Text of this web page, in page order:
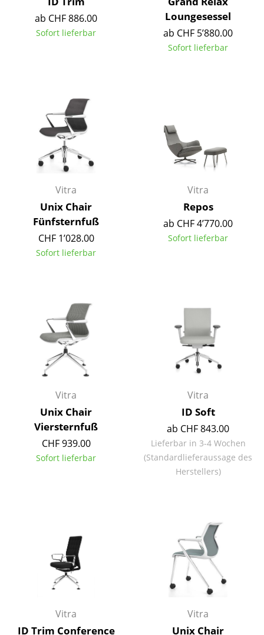
TV Möbel
Kleinaufbewahrung
Einzelteile
... alle Aufbewahrungsmöbel
Hängeleuchten & Deckenleuchten
Tischleuchten
Bodenleuchten
Wandleuchten
Outdoor-Leuchten
... alle Leuchten
Betten
Doppelbetten
Nachttische & Bettzubehör
... alle Betten
Uhren
ab CHF 886.00
Sofort lieferbar
Loungesessel
ab CHF 5’880.00
Sofort lieferbar
Vitra
Unix Chair
Fünfsternfuß
CHF 1’028.00
Sofort lieferbar
Vitra
Repos
ab CHF 4’770.00
Sofort lieferbar
Vitra
Unix Chair
Viersternfuß
CHF 939.00
Sofort lieferbar
Vitra
ID Soft
ab CHF 843.00
Lieferbar in 3-4 Wochen
(Standardlieferaussage des
Herstellers)
Vitra
ID Trim Conference
Vitra
Unix Chair